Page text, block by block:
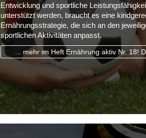
Entwicklung und sportliche
unterstützt werden, braucht es eine
Ernährungsstrategie, die sich an den
sportlichen Aktivitäten anpasst.
... mehr im Heft Ernährung aktiv Nr. 18!